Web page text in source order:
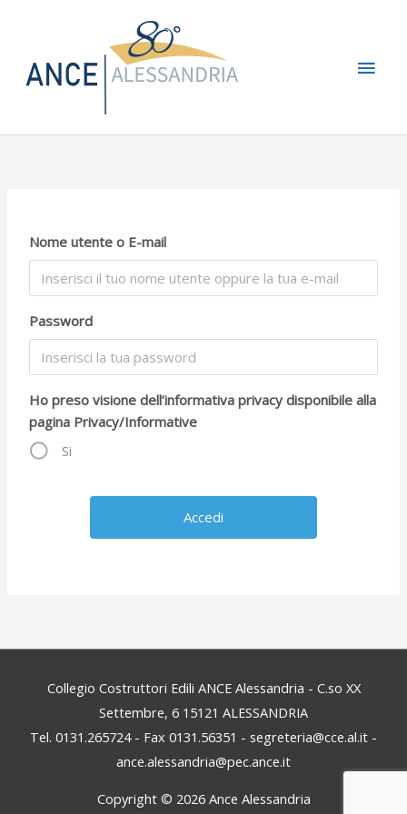
Nome utente o E-mail
Password
Ho preso visione dell’informativa privacy disponibile alla
pagina Privacy/Informative
Si
Collegio Costruttori Edili ANCE Alessandria - C.so XX
Settembre, 6 15121 ALESSANDRIA
Tel. 0131.265724 - Fax 0131.56351 - segreteria@cce.al.it -
ance.alessandria@pec.ance.it
Copyright © 2026 Ance Alessandria